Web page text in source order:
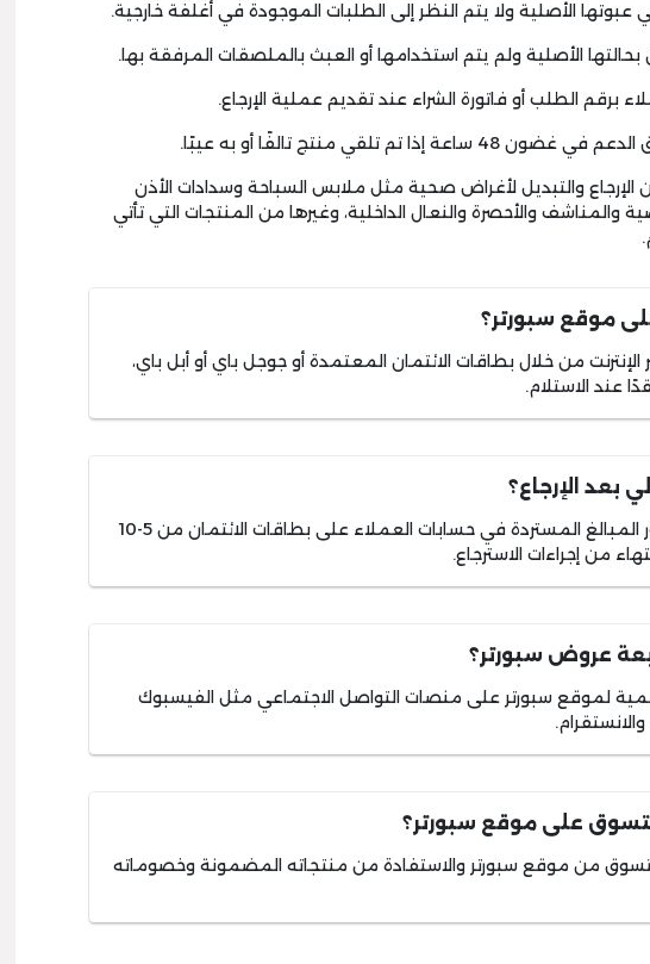
والتبديل لأغراض صحية مثل ملابس السباحة وسدادات الأذن
والمناشف والأحصرة والنعال الداخلية، وغيرها من المنتجات التي تأتي
موقع سبورتر؟
من خلال بطاقات الائتمان المعتمدة أو جوجل باي أو أبل باي،
عند الاستلام.
بعد الإرجاع؟
عادة ما يستغرق ظهور المبالغ المستردة في حسابات العملاء على بطاقات الائتمان من 5-10
من إجراءات الاسترجاع.
عروض سبورتر؟
لموقع سبورتر على منصات التواصل الاجتماعي مثل الفيسبوك
على موقع سبورتر؟
من موقع سبورتر والاستفادة من منتجاته المضمونة وخصوماته